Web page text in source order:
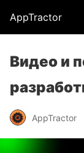
AppTractor
Видео и
AppTractor